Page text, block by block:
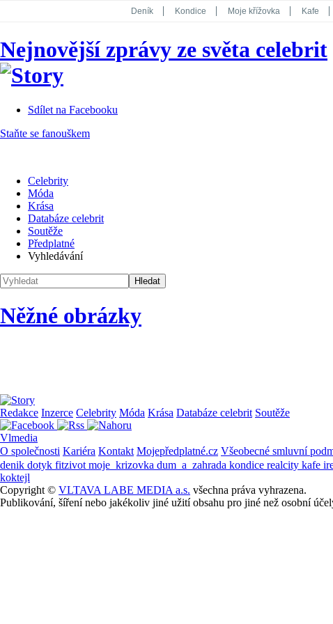
Deník Kondice Moje křížovka Kafe
Koktejl
Nejnovější zprávy ze světa celebrit
Sdílet na Facebooku
Staňte se fanouškem
Celebrity
Móda
Krása
Databáze celebrit
Soutěže
Předplatné
Vyhledávání
Něžné obrázky
Redakce Inzerce Celebrity Móda Krása Databáze celebrit Soutěže
Vlmedia
O společnosti Kariéra Kontakt Mojepředplatné.cz Všeobecné smluvní
denik dotyk fitzivot moje_krizovka dum_a_zahrada kondice realcity kafe
koktejl
Copyright © VLTAVA LABE MEDIA a.s. všechna práva vyhrazena.
Publikování, šíření nebo jakékoliv jiné užití obsahu pro jiné než osobní